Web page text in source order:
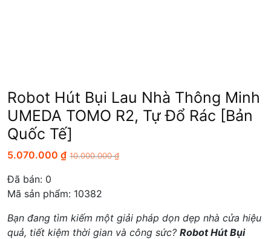
Robot Hút Bụi Lau Nhà Thông Minh
UMEDA TOMO R2, Tự Đổ Rác [Bản
Quốc Tế]
5.070.000 ₫ 10.000.000₫
Đã bán: 0
Mã sản phẩm: 10382
Bạn đang tìm kiếm một giải pháp dọn dẹp nhà cửa hiệu
quả, tiết kiệm thời gian và công sức? Robot Hút Bụi